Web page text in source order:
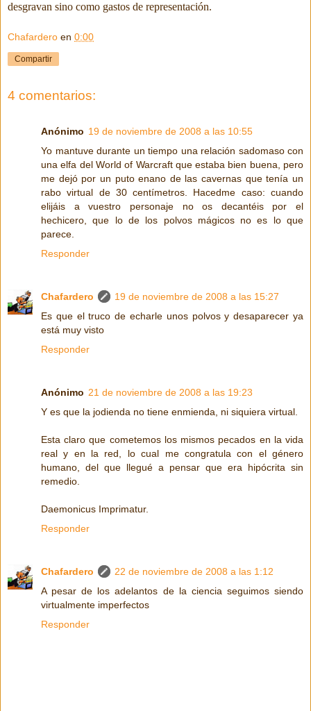
desgravan sino como gastos de representación.
Chafardero en 0:00
Compartir
4 comentarios:
Anónimo 19 de noviembre de 2008 a las 10:55
Yo mantuve durante un tiempo una relación sadomaso con
una elfa del World of Warcraft que estaba bien buena, pero
me dejó por un puto enano de las cavernas que tenía un
rabo virtual de 30 centímetros. Hacedme caso: cuando
elijáis a vuestro personaje no os decantéis por el
hechicero, que lo de los polvos mágicos no es lo que
parece.
Responder
Chafardero
19 de noviembre de 2008 a las 15:27
Es que el truco de echarle unos polvos y desaparecer ya
está muy visto
Responder
Anónimo 21 de noviembre de 2008 a las 19:23
Y es que la jodienda no tiene enmienda, ni siquiera virtual.
Esta claro que cometemos los mismos pecados en la vida
real y en la red, lo cual me congratula con el género
humano, del que llegué a pensar que era hipócrita sin
remedio.
Daemonicus Imprimatur.
Responder
Chafardero
22 de noviembre de 2008 a las 1:12
A pesar de los adelantos de la ciencia seguimos siendo
virtualmente imperfectos
Responder